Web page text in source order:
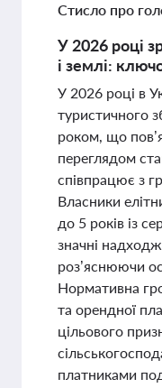
Стисло про
У 2026 році
і землі:
У 2026 році в
туристичного
роком, що
переглядом
співпрацює з
Власники
до 5 років із
значні
роз’яснюючи
Нормативна
та орендної
цільового
платниками